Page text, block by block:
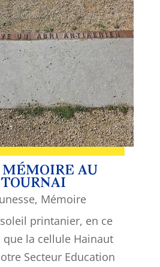
AU
, Mémoire
printanier, en ce
la cellule Hainaut
Secteur Education